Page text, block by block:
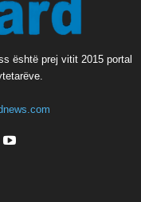
është prej vitit 2015 portal